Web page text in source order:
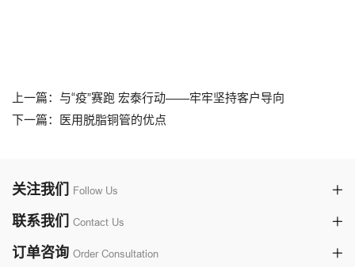
上一篇：与“疫”赛跑 宏泰行动——牢牢坚持客户导向
下一篇：医用脱脂铜管的优点
关注我们 Follow Us
联系我们 Contact Us
订单咨询 Order Consultation